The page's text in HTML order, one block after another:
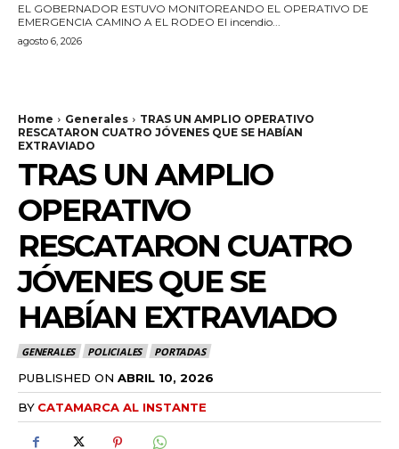
EL GOBERNADOR ESTUVO MONITOREANDO EL OPERATIVO DE
EMERGENCIA CAMINO A EL RODEO El incendio...
agosto 6, 2026